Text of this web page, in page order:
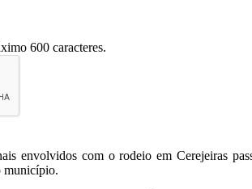
600 caracteres.
envolvidos com o rodeio em Cerejeiras
município.